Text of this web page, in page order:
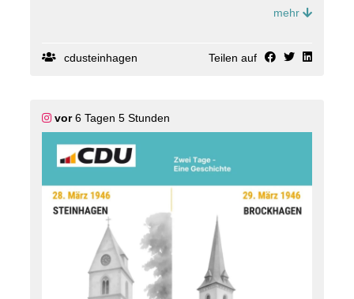
begann der Wiederaufbau demokratischer Strukturen.
konkreten Herausforderungen: 🏠 Wohnungsnot, 🍞
die Sicherung der Ernährung und die Integration von
🙍‍♂️Führende Beamte, die der NSDAP angehört
hatten, wurden durch politisch unbelastete Personen
ersetzt.
⏳️Schritt für Schritt sollte wieder demokratisches
Leben entstehen.
In genau dieser Zeit entstanden auch die
Voraussetzungen für die Gründung der CDU vor Ort.
Die Gründung der Ortsverbände war dabei
keineswegs selbstverständlich: Politische Betätigung
stand unter der Beobachtung der britischen
Besatzungsmacht, und die Gründung der
Ortsverbände musste von den Briten genehmigt
mehr
cdusteinhagen Teilen auf
vor6 Tagen 5 Stunden